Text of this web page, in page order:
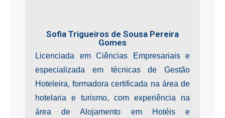
Sofia Trigueiros de Sousa Pereira
Gomes
Licenciada em Ciências Empresariais e
especializada em técnicas de Gestão
Hoteleira, formadora certificada na área de
hotelaria e turismo, com experiência na
área de Alojamento em Hotéis e